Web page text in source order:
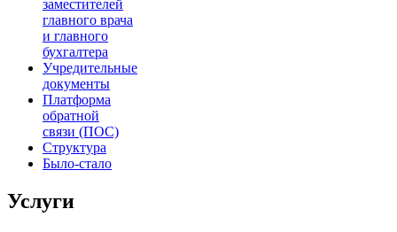
заместителей
главного врача
и главного
бухгалтера
Учредительные
документы
Платформа
обратной
связи (ПОС)
Структура
Было-стало
Услуги